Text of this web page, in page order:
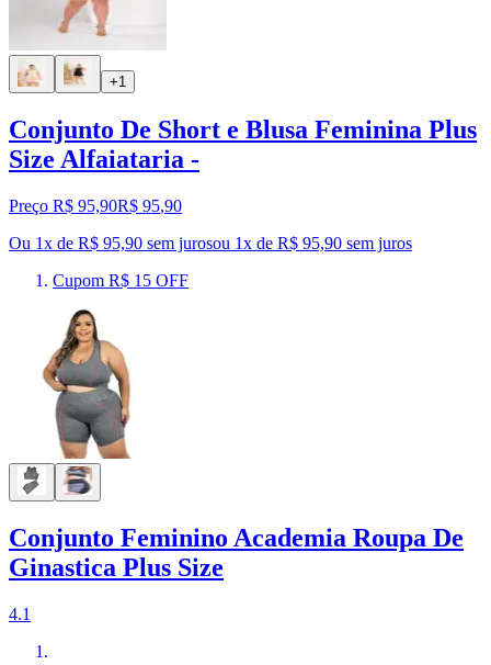
+1
Conjunto De Short e Blusa Feminina Plus
Size Alfaiataria -
Preço R$ 95,90R$ 95,90
Ou 1x de R$ 95,90 sem jurosou 1x de R$ 95,90 sem juros
Cupom R$ 15 OFF
Conjunto Feminino Academia Roupa De
Ginastica Plus Size
4.1